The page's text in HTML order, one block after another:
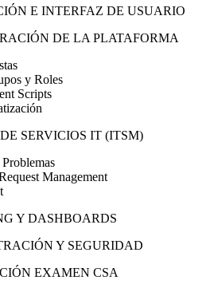
E INTERFAZ DE USUARIO
DE LA PLATAFORMA
y Roles
Scripts
SERVICIOS IT (ITSM)
Management
Y DASHBOARDS
Y SEGURIDAD
EXAMEN CSA